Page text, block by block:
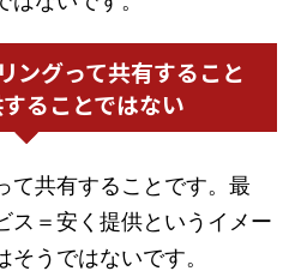
ングって共有すること
ることではない
て共有することです。最
ス＝安く提供というイメー
うではないです。